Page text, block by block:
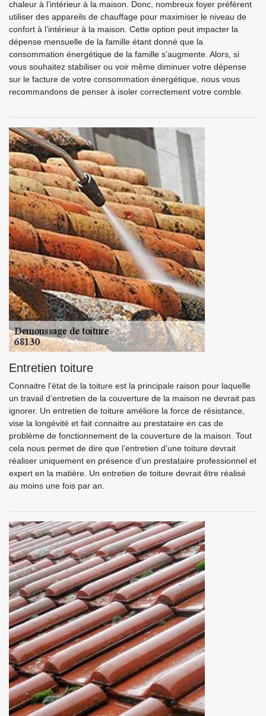
chaleur à l’intérieur à la maison. Donc, nombreux foyer préfèrent
utiliser des appareils de chauffage pour maximiser le niveau de
confort à l’intérieur à la maison. Cette option peut impacter la
dépense mensuelle de la famille étant donné que la
consommation énergétique de la famille s’augmente. Alors, si
vous souhaitez stabiliser ou voir même diminuer votre dépense
sur le facture de votre consommation énergétique, nous vous
recommandons de penser à isoler correctement votre comble.
Entretien toiture
Connaitre l’état de la toiture est la principale raison pour laquelle
un travail d’entretien de la couverture de la maison ne devrait pas
ignorer. Un entretien de toiture améliore la force de résistance,
vise la longévité et fait connaitre au prestataire en cas de
problème de fonctionnement de la couverture de la maison. Tout
cela nous permet de dire que l’entretien d’une toiture devrait
réaliser uniquement en présence d’un prestataire professionnel et
expert en la matière. Un entretien de toiture devrait être réalisé
au moins une fois par an.